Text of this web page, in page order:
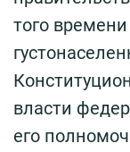
того
власти
его